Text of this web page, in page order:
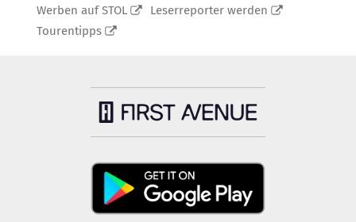
Werben auf STOL
Leserreporter werden
Tourentipps